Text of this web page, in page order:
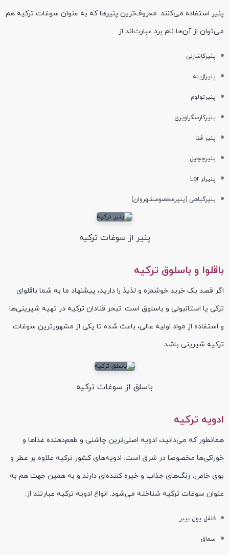
پنیر استفاده می‌کنند. معروف‌ترین پنیر‌ها که به عنوان سوغات ترکیه هم
می‌توان از آن‌ها نام برد عبارت‌اند از:
پنیرکاشارلی
پنیرازینه
پنیرتولوم
پنیرکارسگراویَری
پنیر فتا
پنیرچچیل
پنیرلر Lor
پنیرگیاهی (پنیرمخصوصشهروان)
پنیر از سوغات ترکیه
باقلوا و باسلوق ترکیه
اگر قصد یک خرید خوشمزه و لذیذ را دارید، پیشنهاد ما به شما باقلوای
ترکی یا استانبولی و باسلوق است. تبحر قنادان ترکیه در تهیه شیرینی‌ها
و استفاده از مواد اولیه عالی، باعث شده تا یکی از مشهورترین سوغات
ترکیه شیرینی باشد.
باسلق از سوغات ترکیه
ادویه ترکیه
همانطور که می‌دانید، ادویه اصلی‌ترین چاشنی و طعم‌دهنده غذاها و
خوراکی‌ها مخصوصا در شرق است. ادویه‌های کشور ترکیه علاوه بر عطر و
بوی خاص، رنگ‌های جذاب و خیره‌ کننده‌ای دارند و به همین جهت هم به
عنوان سوغات ترکیه شناخته می‌شود. انواع ادویه ترکیه عبارتند از:
فلفل پول بیبر
سماق